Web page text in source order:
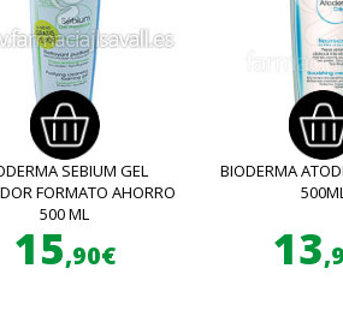
SEBIUM GEL
FORMATO AHORRO
500 ML
15,90€
BIODERMA
13